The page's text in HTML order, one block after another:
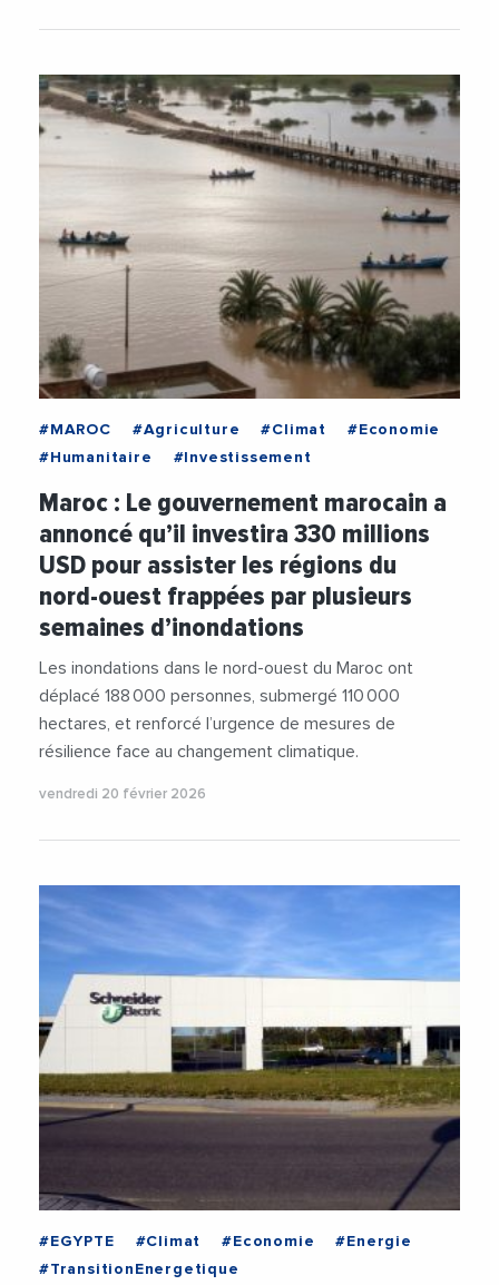
#MAROC #Agriculture #Climat
#Economie
#Humanitaire
#Investissement
Maroc : Le gouvernement marocain a
annoncé qu’il investira 330 millions
USD pour assister les régions du
nord-ouest frappées par plusieurs
semaines d’inondations
Les inondations dans le nord-ouest du Maroc ont
déplacé 188 000 personnes, submergé 110 000
hectares, et renforcé l’urgence de mesures de
résilience face au changement climatique.
vendredi 20 février 2026
#EGYPTE #Climat #Economie
#Energie
#TransitionEnergetique